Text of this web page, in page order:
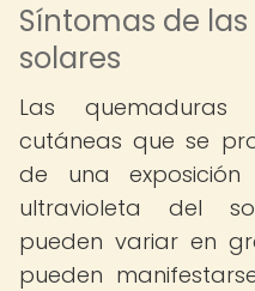
Síntomas de
solares
Las quemaduras
cutáneas que se
de una
ultravioleta del
pueden variar en
pueden